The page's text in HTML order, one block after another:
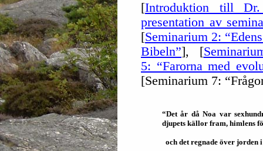
[Introduktion till
presentation av
[Seminarium 2:
Bibeln”], [
5: “Farorna med
[Seminarium 7:
“Det år då Noa var
djupets källor fram, himlens
och det regnade över